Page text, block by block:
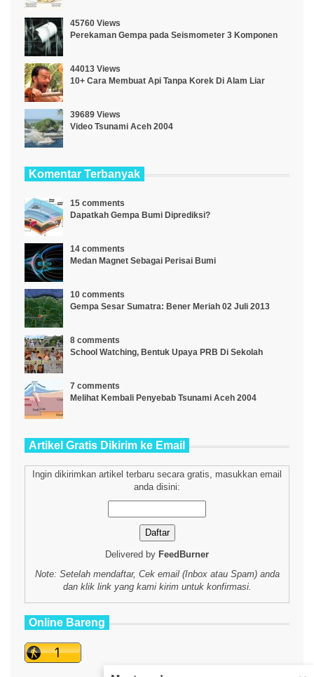
45760 Views
Perekaman Gempa pada Seismometer 3 Komponen
44013 Views
10+ Cara Membuat Api Tanpa Korek Di Alam Liar
39689 Views
Video Tsunami Aceh 2004
Komentar Terbanyak
15 comments
Dapatkah Gempa Bumi Diprediksi?
14 comments
Medan Magnet Sebagai Perisai Bumi
10 comments
Gempa Sesar Sumatra: Bener Meriah 02 Juli 2013
8 comments
School Watching, Bentuk Upaya PRB Di Sekolah
7 comments
Melihat Kembali Penyebab Tsunami Aceh 2004
Artikel Gratis Dikirim ke Email
Ingin dikirimkan artikel terbaru secara gratis, masukkan email
anda disini:
Delivered by FeedBurner
Note: Setelah mendaftar, Cek email (Inbox atau Spam) anda
dan klik link yang kami kirim untuk konfirmasi.
Online Bareng